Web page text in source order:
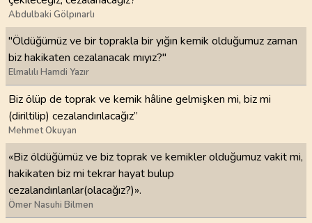
Abdulbaki Gölpınarlı
"Öldüğümüz ve bir toprakla bir yığın kemik olduğumuz zaman
biz hakikaten cezalanacak mıyız?"
Elmalılı Hamdi Yazır
Biz ölüp de toprak ve kemik hâline gelmişken mi, biz mi
(diriltilip) cezalandırılacağız”
Mehmet Okuyan
«Biz öldüğümüz ve biz toprak ve kemikler olduğumuz vakit mi,
hakikaten biz mi tekrar hayat bulup
cezalandırılanlar(olacağız?)».
Ömer Nasuhi Bilmen